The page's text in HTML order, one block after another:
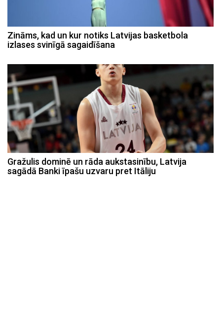
Zināms, kad un kur notiks Latvijas basketbola
izlases svinīgā sagaidīšana
Gražulis dominē un rāda aukstasinību, Latvija
sagādā Banki īpašu uzvaru pret Itāliju